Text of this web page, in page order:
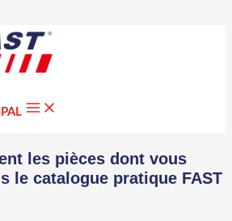
les pièces dont vous
le catalogue pratique FAST